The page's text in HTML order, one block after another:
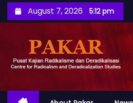
k
c
August 7, 2026 5:12 pm